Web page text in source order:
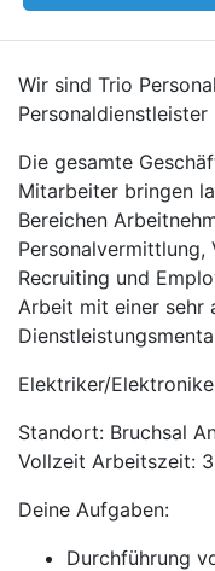
Wir sind Trio
Personaldienstleister
Die gesamte
Mitarbeiter bringen
Bereichen
Personalvermittlung,
Recruiting und
Arbeit mit einer sehr
Elektriker/
Standort: Bruchsal
Vollzeit Arbeitszeit:
Deine Aufgaben:
Durchführung